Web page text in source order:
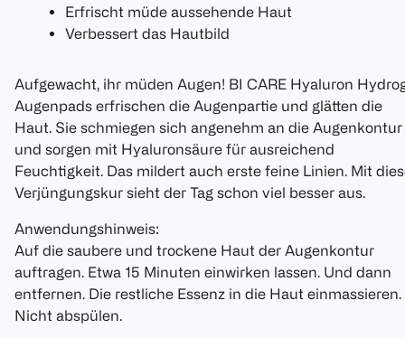
Erfrischt müde aussehende Haut
Verbessert das Hautbild
Aufgewacht, ihr müden Augen! BI CARE Hyaluron
Augenpads erfrischen die Augenpartie und glätten die
Haut. Sie schmiegen sich angenehm an die Augenkontur
und sorgen mit Hyaluronsäure für ausreichend
Feuchtigkeit. Das mildert auch erste feine Linien. Mit
Verjüngungskur sieht der Tag schon viel besser aus.
Anwendungshinweis:
Auf die saubere und trockene Haut der Augenkontur
auftragen. Etwa 15 Minuten einwirken lassen. Und dann
entfernen. Die restliche Essenz in die Haut einmassieren.
Nicht abspülen.